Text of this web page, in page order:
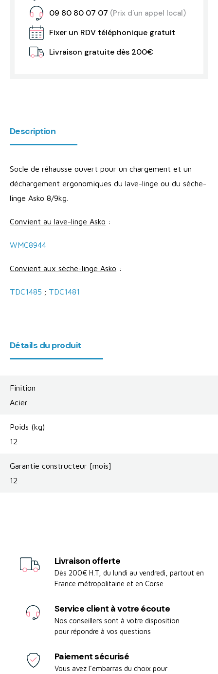
09 80 80 07 07 (Prix d'un appel local)
Fixer un RDV téléphonique gratuit
Livraison gratuite dès 200€
Description
Socle de réhausse ouvert pour un chargement et un
déchargement ergonomiques du lave-linge ou du sèche-
linge Asko 8/9kg.
Convient au lave-linge Asko :
WMC8944
Convient aux sèche-linge Asko :
TDC1485 ; TDC1481
Détails du produit
Finition
Acier
Poids (kg)
12
Garantie constructeur [mois]
12
Livraison offerte
Dès 200€ H.T, du lundi au vendredi, partout en
France métropolitaine et en Corse
Service client à votre écoute
Nos conseillers sont à votre disposition
pour répondre à vos questions
Paiement sécurisé
Vous avez l’embarras du choix pour